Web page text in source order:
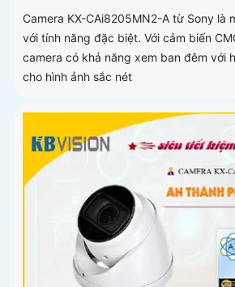
Camera KX-CAi8205MN2-A từ Sony là
với tính năng đặc biệt. Với cảm biến
camera có khả năng xem ban đêm với
cho hình ảnh sắc nét